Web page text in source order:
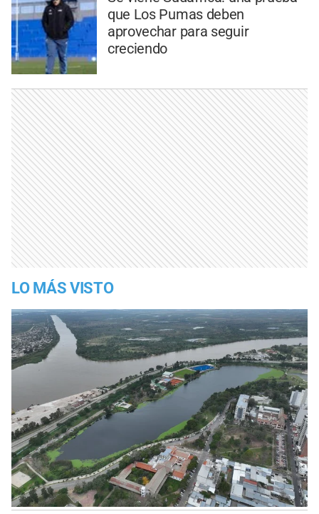
que Los Pumas deben
aprovechar para seguir
creciendo
LO MÁS VISTO